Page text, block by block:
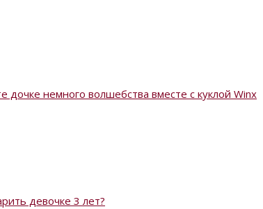
дочке немного волшебства вместе с куклой Winx
девочке 3 лет?